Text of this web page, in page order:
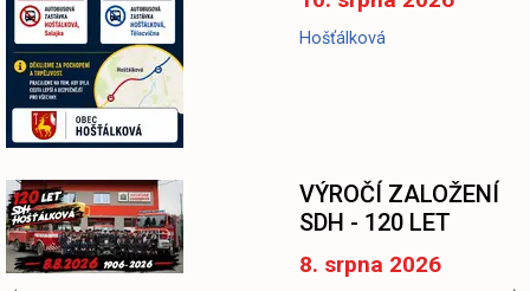
Hošťálková
VÝROČÍ ZALOŽENÍ
SDH - 120 LET
8. srpna 2026